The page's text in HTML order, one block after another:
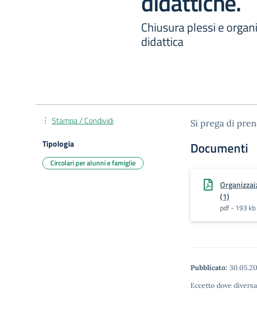
Chiusura plessi e
didattica
Si prega di
Documenti
(1)
pdf - 193 kb
Pubblicato:
Eccetto dove
Stampa / Condividi
Tipologia
Circolari per alunni e famiglie